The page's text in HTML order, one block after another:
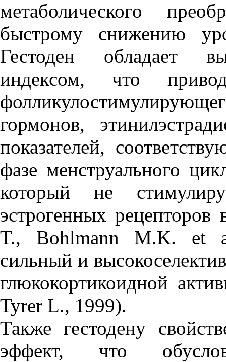
метаболического
быстрому снижению
Гестоден обладает
индексом, что
гормонов,
показателей,
фазе менструального
который не
эстрогенных
T., Bohlmann M.K. et
сильный и
глюкокортикоидной
Tyrer L., 1999).
Также гестодену
эффект, что